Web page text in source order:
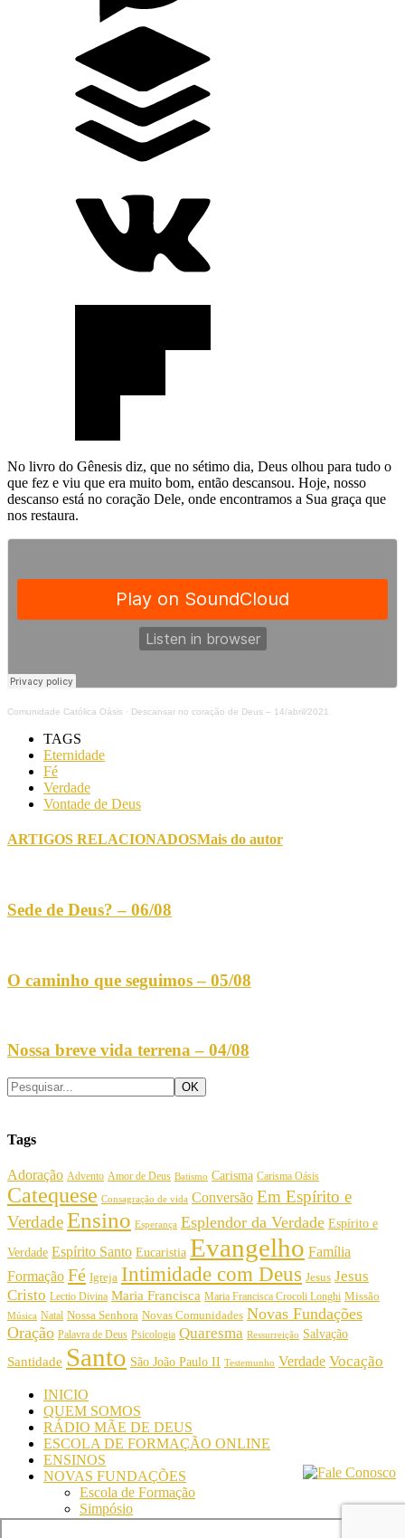
No livro do Gênesis diz, que no sétimo dia, Deus olhou para tudo o
que fez e viu que era muito bom, então descansou. Hoje, nosso
descanso está no coração Dele, onde encontramos a Sua graça que
nos restaura.
Comunidade Católica Oásis · Descansar no coração de Deus – 14/abril/2021
TAGS
Eternidade
Fé
Verdade
Vontade de Deus
ARTIGOS RELACIONADOSMais do autor
Sede de Deus? – 06/08
O caminho que seguimos – 05/08
Nossa breve vida terrena – 04/08
Tags
Adoração Advento Amor de Deus Batismo Carisma Carisma Oásis
Catequese Consagração de vida Conversão Em Espírito e
VerdadeEnsino Esperança Esplendor da Verdade Espírito e
Verdade Espírito Santo Eucaristia Evangelho Família
Formação Fé Igreja Intimidade com Deus Jesus Jesus
Cristo Lectio Divina Maria Francisca Maria Francisca Crocoli Longhi Missão
Música Natal Nossa Senhora Novas Comunidades Novas Fundações
Oração Palavra de Deus Psicologia Quaresma Ressurreição Salvação
Santidade Santo São João Paulo II Testemunho Verdade Vocação
INICIO
QUEM SOMOS
RÁDIO MÃE DE DEUS
ESCOLA DE FORMAÇÃO ONLINE
ENSINOS
NOVAS FUNDAÇÕES
Escola de Formação
Simpósio